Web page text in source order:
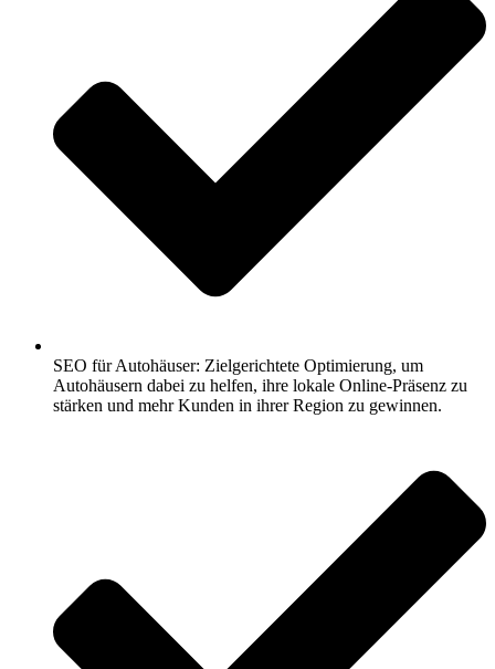
SEO für Autohäuser: Zielgerichtete Optimierung, um
Autohäusern dabei zu helfen, ihre lokale Online-Präsenz zu
stärken und mehr Kunden in ihrer Region zu gewinnen.